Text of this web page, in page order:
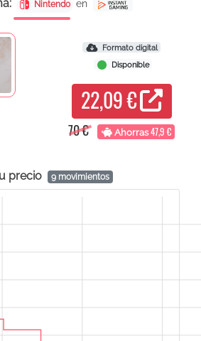
Nintendo en
Formato digital
Disponible
22,09 €
70 € Ahorras47,9 €
precio 9 movimientos